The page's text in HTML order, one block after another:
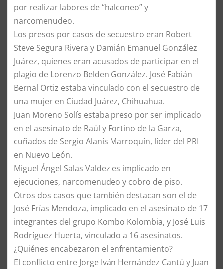
por realizar labores de “halconeo” y
narcomenudeo.
Los presos por casos de secuestro eran Robert
Steve Segura Rivera y Damián Emanuel González
Juárez, quienes eran acusados de participar en el
plagio de Lorenzo Belden González. José Fabián
Bernal Ortiz estaba vinculado con el secuestro de
una mujer en Ciudad Juárez, Chihuahua.
Juan Moreno Solís estaba preso por ser implicado
en el asesinato de Raúl y Fortino de la Garza,
cuñados de Sergio Alanís Marroquín, líder del PRI
en Nuevo León.
Miguel Ángel Salas Valdez es implicado en
ejecuciones, narcomenudeo y cobro de piso.
Otros dos casos que también destacan son el de
José Frías Mendoza, implicado en el asesinato de 17
integrantes del grupo Kombo Kolombia, y José Luis
Rodríguez Huerta, vinculado a 16 asesinatos.
¿Quiénes encabezaron el enfrentamiento?
El conflicto entre Jorge Iván Hernández Cantú y Juan